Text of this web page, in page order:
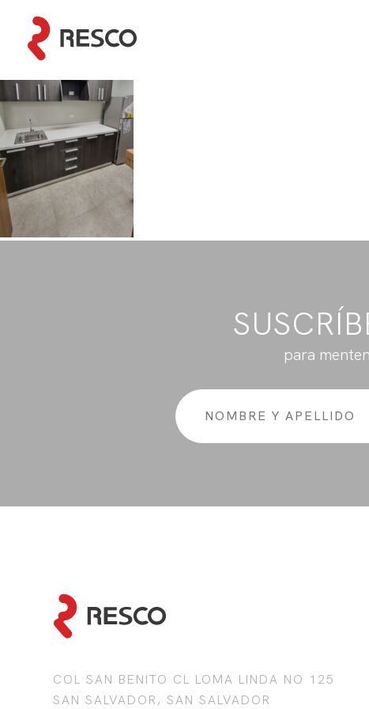
para
COL SAN BENITO CL LOMA LINDA NO 125
SAN SALVADOR, SAN SALVADOR